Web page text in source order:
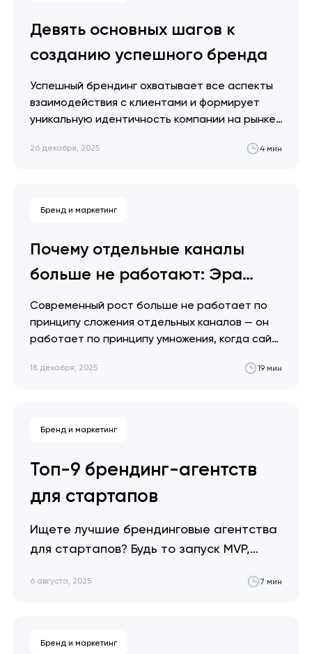
Девять основных шагов к
созданию успешного бренда
Успешный брендинг охватывает все аспекты
взаимодействия с клиентами и формирует
уникальную идентичность компании на рынке.
ключевых шагов, которые помогут вам
26 декабря, 2025 4 мин
Бренд и маркетинг
Почему отдельные каналы
больше не работают: Эра
интегрированного маркетинга
Современный рост больше не работает по
принципу сложения отдельных каналов — он
работает по принципу умножения, когда сайт,
функционируют как единая система. Артем
18 декабря, 2025 19 мин
Бренд и маркетинг
Топ-9 брендинг-агентств
для стартапов
Ищете лучшие брендинговые агентства
для стартапов? Будь то запуск MVP,
инвестиций — в этом списке собраны
Брендинг не выигрывает питч — он дает
6 августа, 2025 7 мин
Бренд и маркетинг